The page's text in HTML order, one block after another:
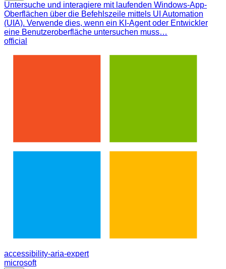
Untersuche und interagiere mit laufenden Windows-App-
Oberflächen über die Befehlszeile mittels UI Automation
(UIA). Verwende dies, wenn ein KI-Agent oder Entwickler
eine Benutzeroberfläche untersuchen muss…
official
accessibility-aria-expert
microsoft